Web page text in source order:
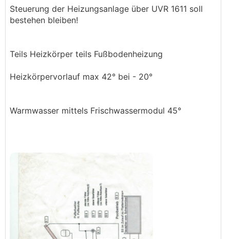
Steuerung der Heizungsanlage über UVR 1611 soll
bestehen bleiben!
Teils Heizkörper teils Fußbodenheizung
Heizkörpervorlauf max 42° bei - 20°
Warmwasser mittels Frischwassermodul 45°